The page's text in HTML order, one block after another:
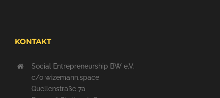
KONTAKT
Social Entrepreneurship BW e.V.
c/o wizemann.space
Quellenstraße 7a